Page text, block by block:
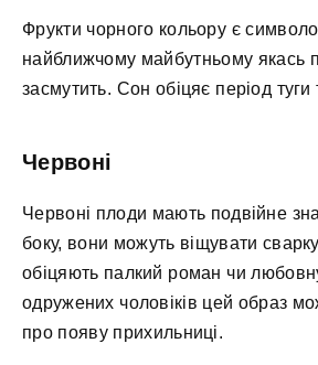
Фрукти чорного кольору є
найближчому майбутньому якась
засмутить. Сон обіцяє період туги
Червоні
Червоні плоди мають подвійне
боку, вони можуть віщувати
обіцяють палкий роман чи
одружених чоловіків цей образ
про появу прихильниці.